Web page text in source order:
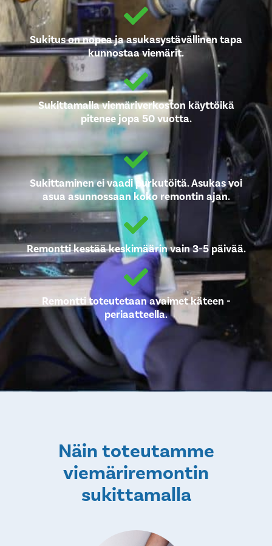
Sukitus on nopea ja asukasystävällinen tapa
kunnostaa viemärit.
Sukittamalla viemäriverkoston käyttöikä
pitenee jopa 50 vuotta.
Sukittaminen ei vaadi purkutöitä. Asukas voi
asua asunnossaan koko remontin ajan.
Remontti kestää keskimäärin vain 3-5 päivää.
Remontti toteutetaan avaimet käteen -
periaatteella.
Näin toteutamme
viemäriremontin
sukittamalla